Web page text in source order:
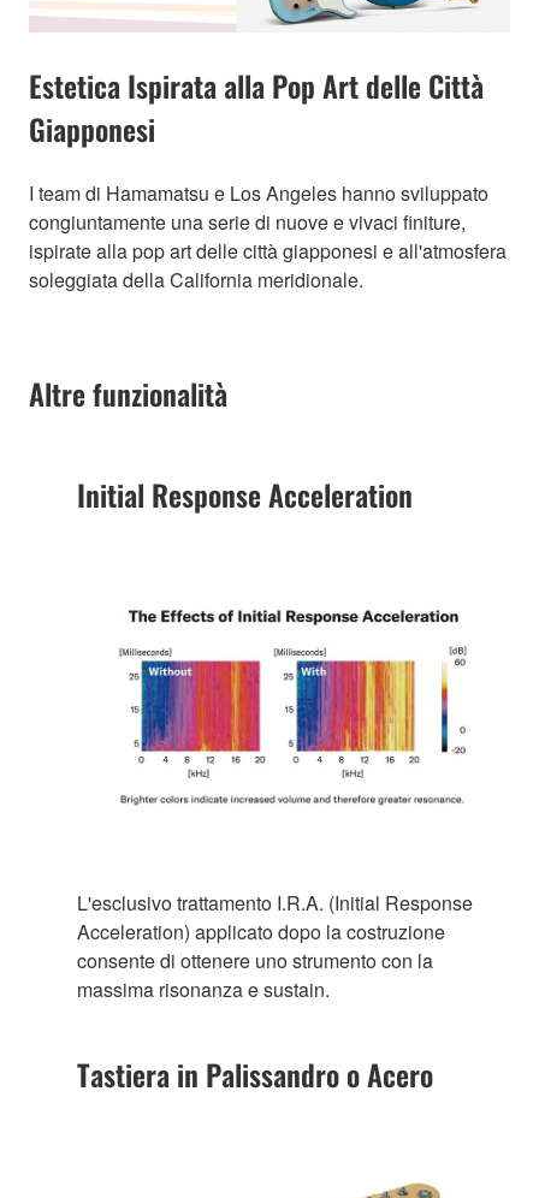
Estetica Ispirata alla Pop Art delle Città
Giapponesi
I team di Hamamatsu e Los Angeles hanno sviluppato
congiuntamente una serie di nuove e vivaci finiture,
ispirate alla pop art delle città giapponesi e all'atmosfera
soleggiata della California meridionale.
Altre funzionalità
Initial Response Acceleration
L'esclusivo trattamento I.R.A. (Initial Response
Acceleration) applicato dopo la costruzione
consente di ottenere uno strumento con la
massima risonanza e sustain.
Tastiera in Palissandro o Acero